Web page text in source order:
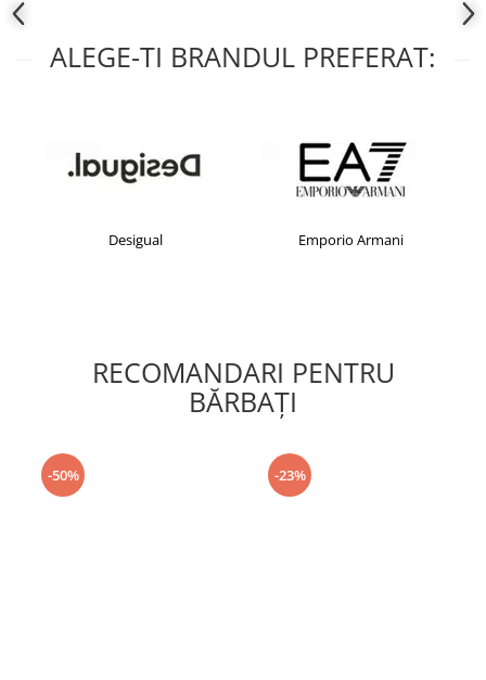
ALEGE-TI BRANDUL PREFERAT:
Desigual Emporio Armani
RECOMANDARI PENTRU
BĂRBAŢI
-50% -23%